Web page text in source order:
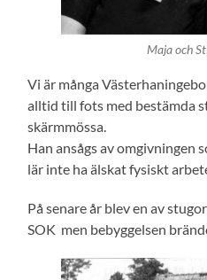
Maja och
Vi är många
alltid till fots med bestämda
skärmmössa.
Han ansågs av omgivningen
lär inte ha älskat fysiskt
På senare år blev en av
SOK men bebyggelsen